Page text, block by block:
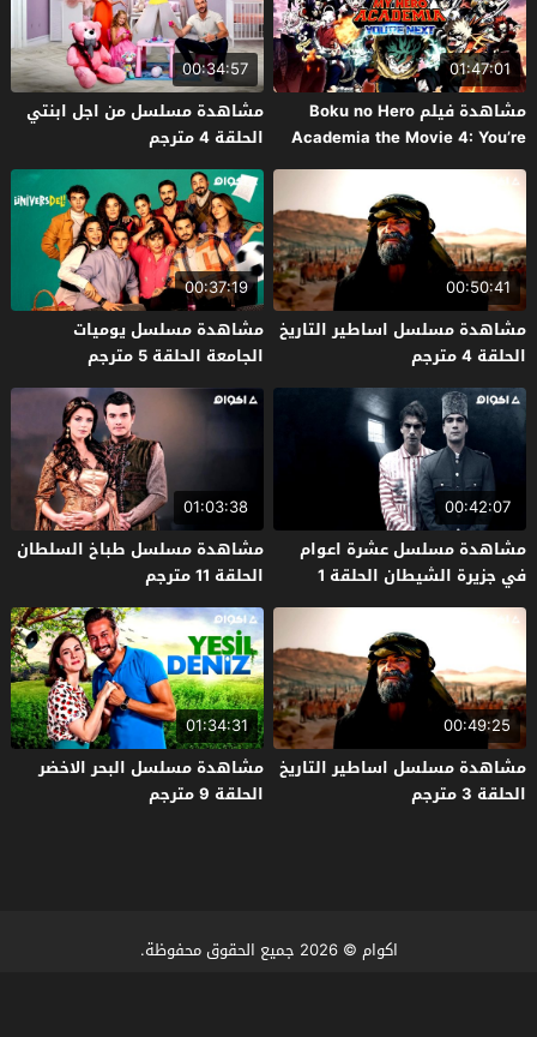
01:47:01
مشاهدة فيلم Boku no Hero
Academia the Movie 4: You’re
Next 2024 مترجم
00:34:57
مشاهدة مسلسل من اجل ابنتي
الحلقة 4 مترجم
00:50:41
مشاهدة مسلسل اساطير التاريخ
الحلقة 4 مترجم
00:37:19
مشاهدة مسلسل يوميات
الجامعة الحلقة 5 مترجم
00:42:07
مشاهدة مسلسل عشرة اعوام
في جزيرة الشيطان الحلقة 1
مترجم
01:03:38
مشاهدة مسلسل طباخ السلطان
الحلقة 11 مترجم
00:49:25
مشاهدة مسلسل اساطير التاريخ
الحلقة 3 مترجم
01:34:31
مشاهدة مسلسل البحر الاخضر
الحلقة 9 مترجم
اكوام © 2026 جميع الحقوق محفوظة.